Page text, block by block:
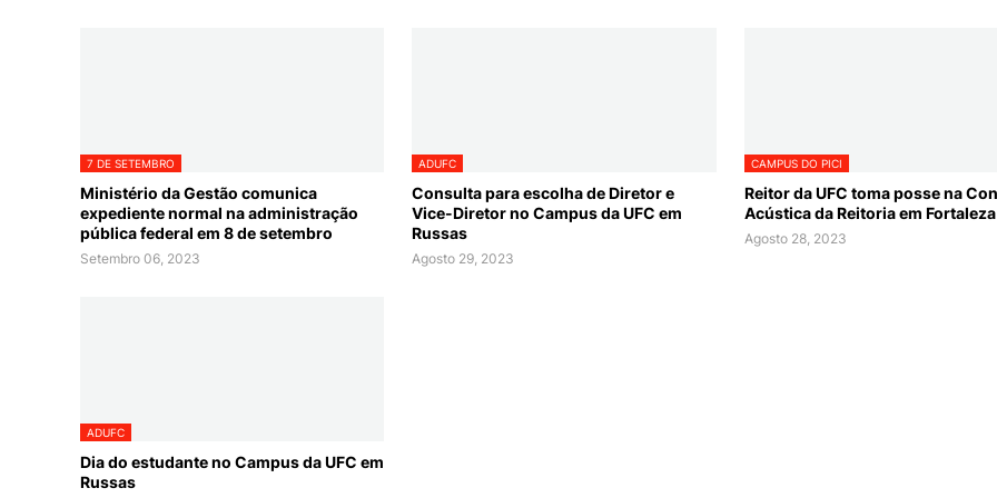
7 DE SETEMBRO
Ministério da Gestão comunica
expediente normal na administração
pública federal em 8 de setembro
Setembro 06, 2023
ADUFC
Consulta para escolha de Diretor e
Vice-Diretor no Campus da UFC em
Russas
Agosto 29, 2023
CAMPUS DO PICI
Reitor da UFC toma posse na
Acústica da Reitoria em Fortaleza
Agosto 28, 2023
ADUFC
Dia do estudante no Campus da UFC em
Russas